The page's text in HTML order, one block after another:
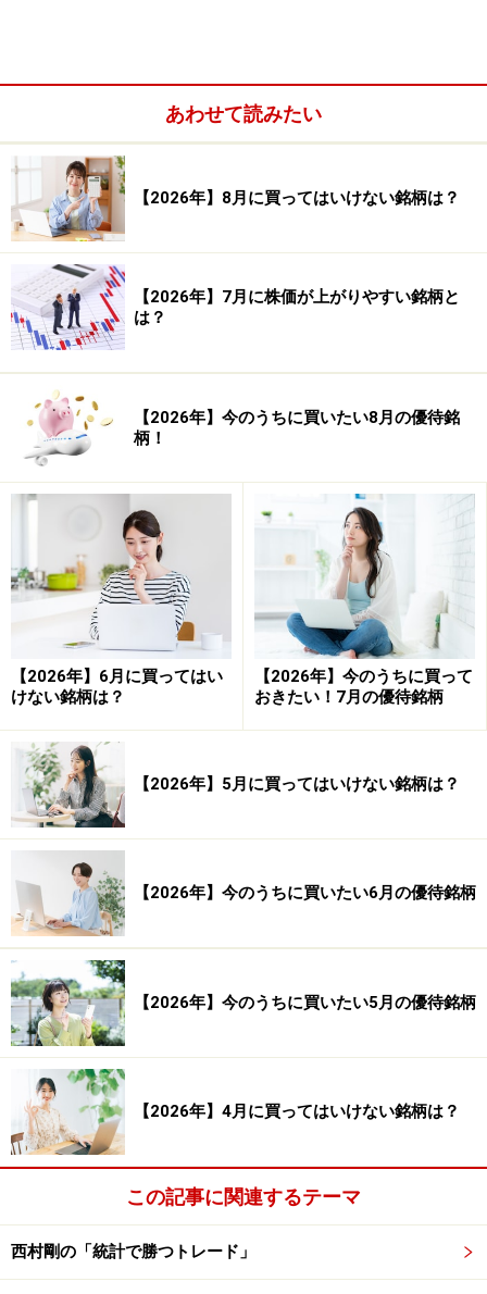
あわせて読みたい
【2026年】8月に買ってはいけない銘柄は？
【2026年】7月に株価が上がりやすい銘柄と
は？
【2026年】今のうちに買いたい8月の優待銘
柄！
【2026年】6月に買ってはい
けない銘柄は？
【2026年】今のうちに買って
おきたい！7月の優待銘柄
【2026年】5月に買ってはいけない銘柄は？
【2026年】今のうちに買いたい6月の優待銘柄
【2026年】今のうちに買いたい5月の優待銘柄
【2026年】4月に買ってはいけない銘柄は？
この記事に関連するテーマ
西村剛の「統計で勝つトレード」